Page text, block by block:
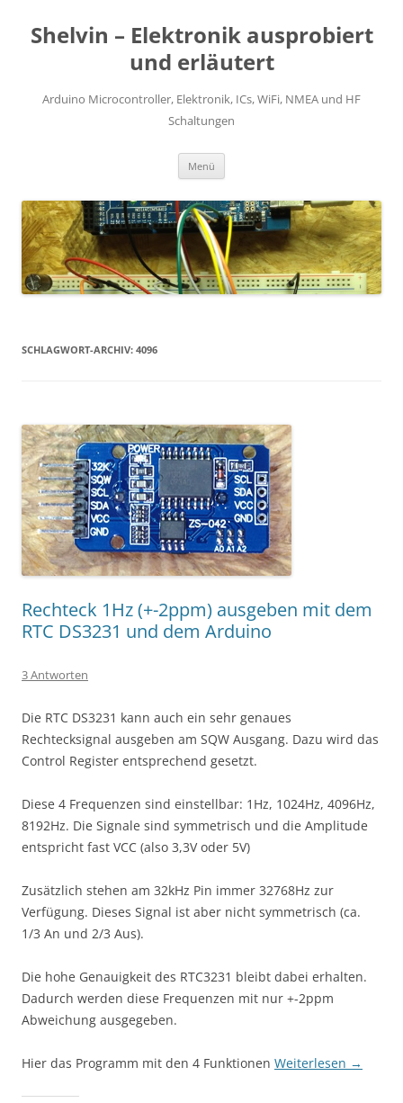
springen
Shelvin – Elektronik ausprobiert
und erläutert
Arduino Microcontroller, Elektronik, ICs, WiFi, NMEA und HF
Schaltungen
Menü
SCHLAGWORT-ARCHIV: 4096
Rechteck 1Hz (+-2ppm) ausgeben mit dem
RTC DS3231 und dem Arduino
3 Antworten
Die RTC DS3231 kann auch ein sehr genaues
Rechtecksignal ausgeben am SQW Ausgang. Dazu wird das
Control Register entsprechend gesetzt.
Diese 4 Frequenzen sind einstellbar: 1Hz, 1024Hz, 4096Hz,
8192Hz. Die Signale sind symmetrisch und die Amplitude
entspricht fast VCC (also 3,3V oder 5V)
Zusätzlich stehen am 32kHz Pin immer 32768Hz zur
Verfügung. Dieses Signal ist aber nicht symmetrisch (ca.
1/3 An und 2/3 Aus).
Die hohe Genauigkeit des RTC3231 bleibt dabei erhalten.
Dadurch werden diese Frequenzen mit nur +-2ppm
Abweichung ausgegeben.
Hier das Programm mit den 4 Funktionen Weiterlesen →